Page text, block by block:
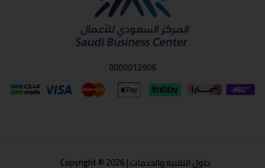
0000013906
حلول التقنية والخدمات | Copyright © 2026